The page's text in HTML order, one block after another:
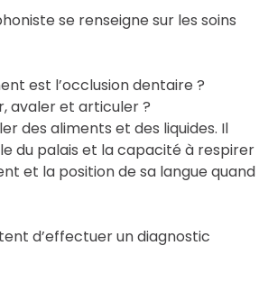
se renseigne sur les soins
est l’occlusion dentaire ?
avaler et articuler ?
des aliments et des liquides. Il
du palais et la capacité à respirer
et la position de sa langue quand
d’effectuer un diagnostic